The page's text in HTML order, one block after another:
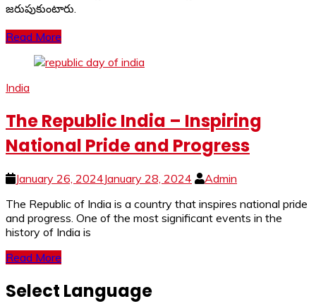
జరుపుకుంటారు.
Read More
India
The Republic India – Inspiring
National Pride and Progress
January 26, 2024January 28, 2024
Admin
The Republic of India is a country that inspires national pride
and progress. One of the most significant events in the
history of India is
Read More
Select Language